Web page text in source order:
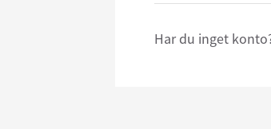
Har du inget